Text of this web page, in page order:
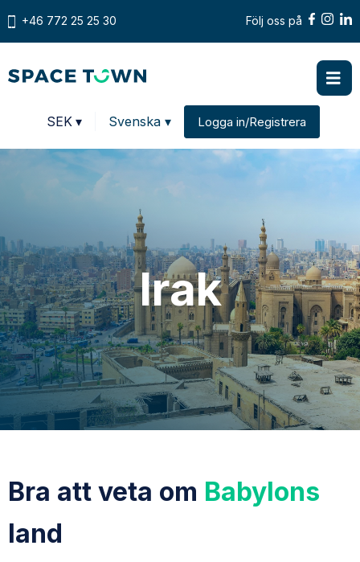
+46 772 25 25 30 Följ oss på
Change country
SEK ▾ Svenska ▾ Logga in/Registrera
Irak
Bra att veta om Babylons
land